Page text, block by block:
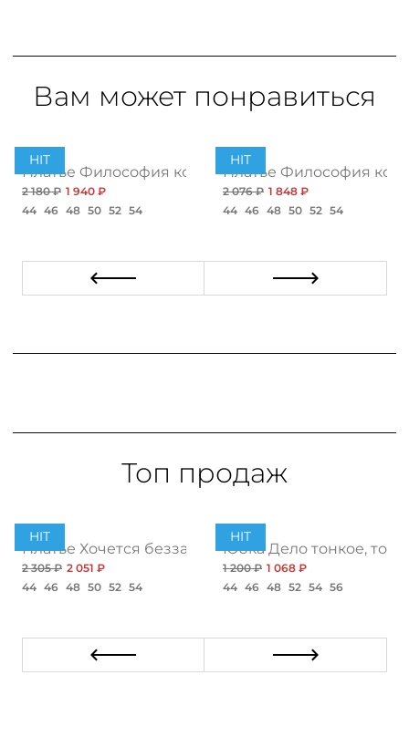
Вам может понравиться
HIT
Платье Философия комфорта, браво
2 180 ₽ 1 940 ₽
44 46 48 50 52 54
HIT
Платье Философия
2 076 ₽ 1 848 ₽
44 46 48 50 52 54
Топ продаж
HIT
Платье Хочется беззаботности, топ
2 305 ₽ 2 051 ₽
44 46 48 50 52 54
HIT
Юбка Дело тонкое, топ
1 200 ₽ 1 068 ₽
44 46 48 52 54 56